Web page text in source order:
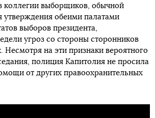
коллегии выборщиков, обычной
утверждения обеими палатами
выборов президента,
угроз со стороны сторонников
Несмотря на эти признаки вероятного
полиция Капитолия не просила
от других правоохранительных